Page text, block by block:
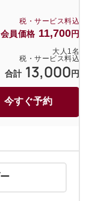
税・サービス料込
会員価格 11,700円
大人 1名
税・サービス料込
合計 13,000 円
今すぐ予約